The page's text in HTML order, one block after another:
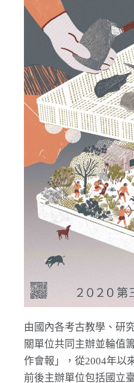
由國內各考古教學、研
關單位共同主辦並輪值
作會報」，從2004年以
前後主辦單位包括國立